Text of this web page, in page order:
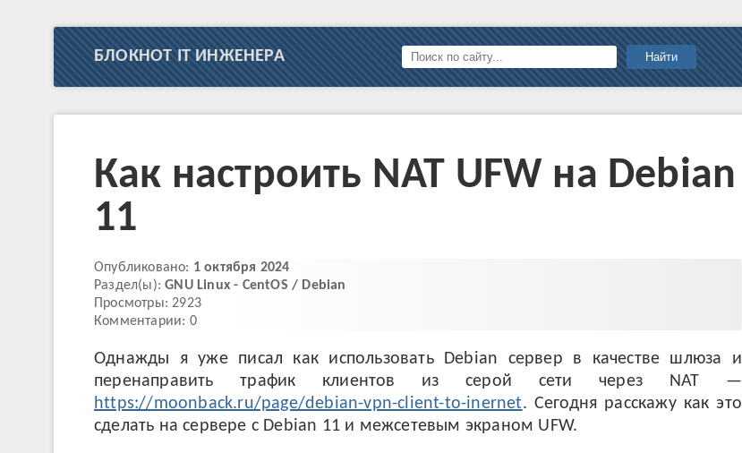
БЛОКНОТ IT ИНЖЕНЕРА Найти
Как настроить NAT UFW на Debian
11
Опубликовано: 1 октября 2024
Раздел(ы):GNU Linux - CentOS / Debian
Просмотры: 2923
Комментарии: 0
Однажды я уже писал как использовать Debian сервер в качестве шлюза и
перенаправить трафик клиентов из серой сети через NAT —
https://moonback.ru/page/debian-vpn-client-to-inernet. Сегодня расскажу как это
сделать на сервере с Debian 11 и межсетевым экраном UFW.